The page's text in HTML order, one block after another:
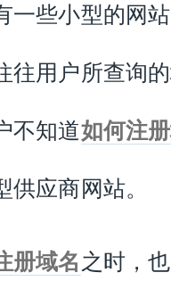
一些小型的网
往用户所查询
不知道如何注
应商网站。
册域名 之时，